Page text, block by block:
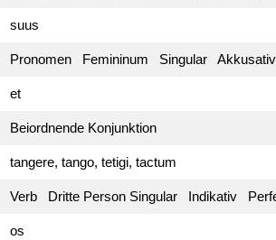
suus
Pronomen Femininum Singular Akkusativ
et
Beiordnende Konjunktion
tangere, tango, tetigi, tactum
Verb Dritte Person Singular Indikativ
os